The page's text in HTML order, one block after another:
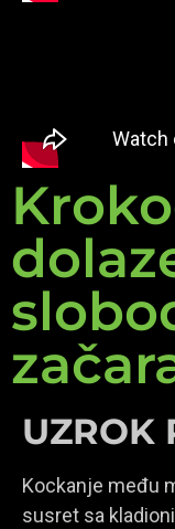
UZROK
Kockanje među
susret sa